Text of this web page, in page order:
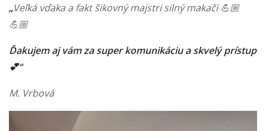
„Veľká vďaka a fakt šikovný majstri silný makači 💪🏼
💪🏼
Ďakujem aj vám za super komunikáciu a skvelý prístup
💕“
M. Vrbová